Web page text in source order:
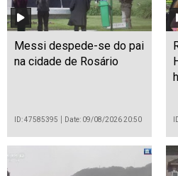
Messi despede-se do pai
na cidade de Rosário
ID: 47585395 Date: 09/08/2026 20:50